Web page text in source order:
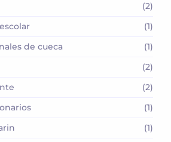
(2)
(1)
de cueca
(1)
(2)
(2)
(1)
(1)